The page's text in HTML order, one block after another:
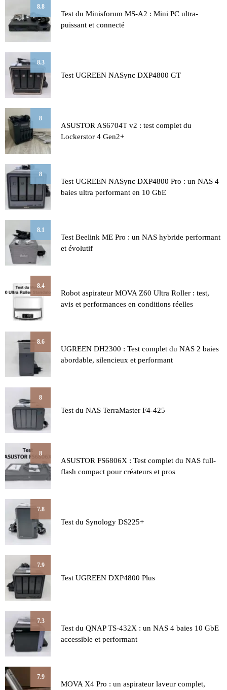
8.8
Test du Minisforum MS-A2 : Mini PC ultra-
puissant et connecté
8.3
Test UGREEN NASync DXP4800 GT
8
ASUSTOR AS6704T v2 : test complet du
Lockerstor 4 Gen2+
8
Test UGREEN NASync DXP4800 Pro : un NAS 4
baies ultra performant en 10 GbE
8.1
Test Beelink ME Pro : un NAS hybride performant
et évolutif
8.4
Robot aspirateur MOVA Z60 Ultra Roller : test,
avis et performances en conditions réelles
8.6
UGREEN DH2300 : Test complet du NAS 2 baies
abordable, silencieux et performant
8
Test du NAS TerraMaster F4-425
8
ASUSTOR FS6806X : Test complet du NAS full-
flash compact pour créateurs et pros
7.8
Test du Synology DS225+
7.9
Test UGREEN DXP4800 Plus
7.3
Test du QNAP TS-432X : un NAS 4 baies 10 GbE
accessible et performant
7.9
MOVA X4 Pro : un aspirateur laveur complet,